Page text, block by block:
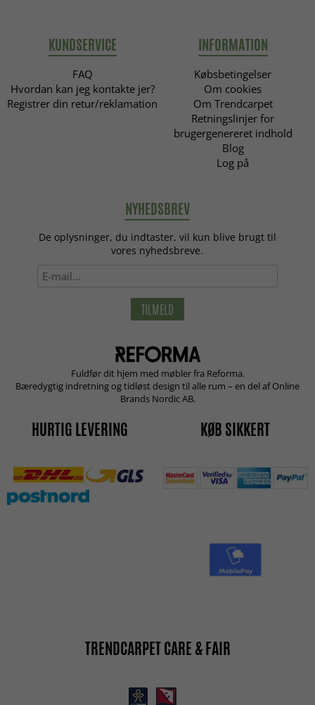
KUNDSERVICE
FAQ
Hvordan kan jeg kontakte jer?
Registrer din retur/reklamation
INFORMATION
Købsbetingelser
Om cookies
Om Trendcarpet
Retningslinjer for
brugergenereret indhold
Blog
Log på
NYHEDSBREV
De oplysninger, du indtaster, vil kun blive brugt til
vores nyhedsbreve.
TILMELD
Fuldfør dit hjem med møbler fra Reforma.
Bæredygtig indretning og tidløst design til alle rum – en del af Online
Brands Nordic AB.
HURTIG LEVERING KØB SIKKERT
TRENDCARPET CARE & FAIR